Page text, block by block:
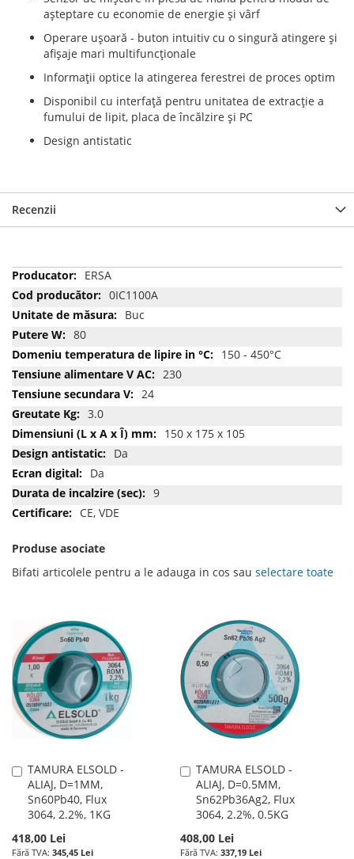
așteptare cu economie de energie și vârf
Operare ușoară - buton intuitiv cu o singură atingere și
afișaje mari multifuncționale
Informații optice la atingerea ferestrei de proces optim
Disponibil cu interfață pentru unitatea de extracție a
fumului de lipit, placa de încălzire și PC
Design antistatic
Recenzii
Mai
multe
informatii
ERSA
0IC1100A
Buc
80
150 - 450°C
230
24
3.0
150 x 175 x 105
Da
Da
9
CE, VDE
Produse asociate
Bifati articolele pentru a le adauga in cos sau selectare toate
TAMURA ELSOLD -
ALIAJ, D=1MM,
Sn60Pb40, Flux
3064, 2.2%, 1KG
418,00 Lei
345,45 Lei
Adauga
în
cos
TAMURA ELSOLD -
ALIAJ, D=0.5MM,
Sn62Pb36Ag2, Flux
3064, 2.2%, 0.5KG
408,00 Lei
337,19 Lei
Adauga
în
cos